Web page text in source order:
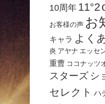
10周年 11°2
お客様の声 お
キャラ よく
炎 アヤナ エッセ
重曹 ココナッツ
スターズ シ
セレクト ハ